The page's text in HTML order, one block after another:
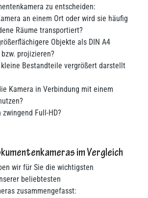
zu entscheiden:
an einem Ort oder wird sie häufig
Räume transportiert?
Objekte als DIN A4
projizieren?
Bestandteile vergrößert darstellt
Kamera in Verbindung mit einem
zwingend Full-HD?
im Vergleich
wir für Sie die wichtigsten
beliebtesten
zusammengefasst: